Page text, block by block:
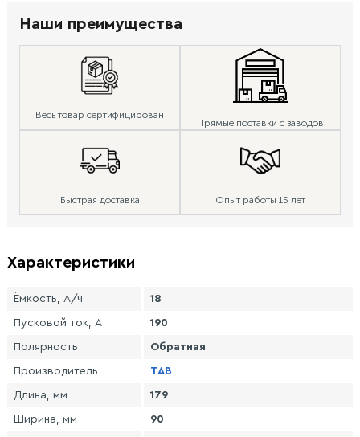
Наши преимущества
Весь товар сертифицирован
Прямые поставки с заводов
Быстрая доставка Опыт работы 15 лет
Характеристики
Ёмкость, А/ч 18
Пусковой ток, А 190
Полярность Обратная
Производитель TAB
Длина, мм 179
Ширина, мм 90